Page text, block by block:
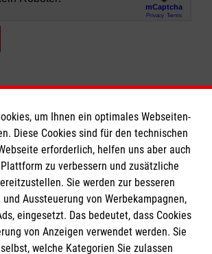
um Ihnen ein optimales Webseiten-
Diese Cookies sind für den technischen
erforderlich, helfen uns aber auch
zu verbessern und zusätzliche
Sie werden zur besseren
Aussteuerung von Werbekampagnen,
eingesetzt. Das bedeutet, dass Cookies
von Anzeigen verwendet werden. Sie
welche Kategorien Sie zulassen